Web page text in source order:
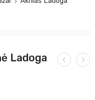
Ladoga